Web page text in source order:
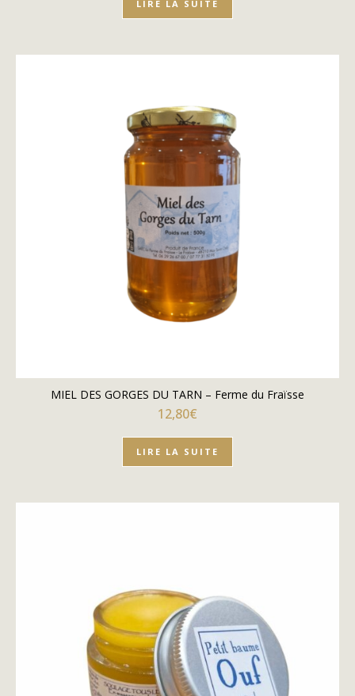
LIRE LA SUITE
MIEL DES GORGES DU TARN – Ferme du Fraïsse
12,80€
LIRE LA SUITE